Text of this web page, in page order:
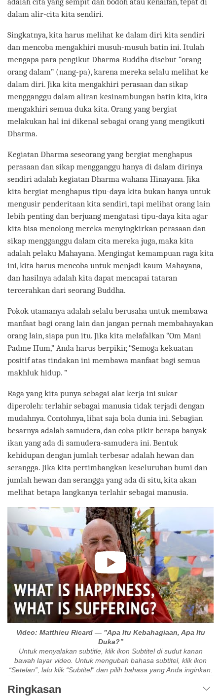
dalam alir-cita kita sendiri.
Singkatnya, kita harus melihat ke dalam diri kita sendiri
dan mencoba mengakhiri musuh-musuh batin ini. Itulah
mengapa para pengikut Dharma Buddha disebut “orang-
orang dalam” (nang-pa), karena mereka selalu melihat ke
dalam diri. Jika kita mengakhiri perasaan dan sikap
mengganggu dalam aliran kesinambungan batin kita, kita
mengakhiri semua duka kita. Orang yang bergiat
melakukan hal ini dikenal sebagai orang yang mengikuti
Dharma.
Kegiatan Dharma seseorang yang bergiat menghapus
perasaan dan sikap mengganggu hanya di dalam dirinya
sendiri adalah kegiatan Dharma wahana Hinayana. Jika
kita bergiat menghapus tipu-daya kita bukan hanya untuk
mengusir penderitaan kita sendiri, tapi melihat orang lain
lebih penting dan berjuang mengatasi tipu-daya kita agar
kita bisa menolong mereka menyingkirkan perasaan dan
sikap mengganggu dalam cita mereka juga, maka kita
adalah pelaku Mahayana. Mengingat kemampuan raga kita
ini, kita harus mencoba untuk menjadi kaum Mahayana,
dan hasilnya adalah kita dapat mencapai tataran
tercerahkan dari seorang Buddha.
Pokok utamanya adalah selalu berusaha untuk membawa
manfaat bagi orang lain dan jangan pernah membahayakan
orang lain, siapa pun itu. Jika kita melafalkan “Om Mani
Padme Hum,” Anda harus berpikir, “Semoga kekuatan
positif atas tindakan ini membawa manfaat bagi semua
makhluk hidup. ”
Raga yang kita punya sebagai alat kerja ini sukar
diperoleh: terlahir sebagai manusia tidak terjadi dengan
mudahnya. Contohnya, lihat saja bola dunia ini. Sebagian
besarnya adalah samudera, dan coba pikir berapa banyak
ikan yang ada di samudera-samudera ini. Bentuk
kehidupan dengan jumlah terbesar adalah hewan dan
serangga. Jika kita pertimbangkan keseluruhan bumi dan
jumlah hewan dan serangga yang ada di situ, kita akan
melihat betapa langkanya terlahir sebagai manusia.
Video: Matthieu Ricard — ”Apa Itu Kebahagiaan, Apa Itu
Duka?”
Untuk menyalakan subtitle, klik ikon Subtitel di sudut kanan
bawah layar video. Untuk mengubah bahasa subtitel, klik ikon
“Setelan”, lalu klik “Subtitel” dan pilih bahasa yang Anda inginkan.
Ringkasan